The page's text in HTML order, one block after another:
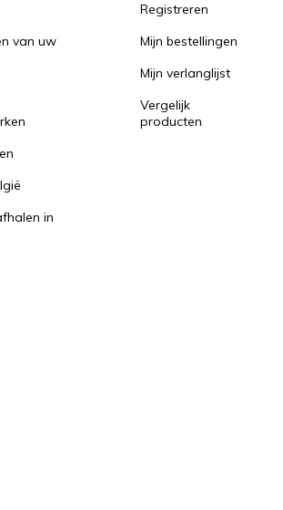
van uw
in
Registreren
Mijn bestellingen
Mijn verlanglijst
Vergelijk
producten